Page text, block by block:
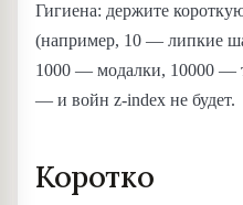
Гигиена: держите
(например, 10 — липкие
1000 — модалки, 10000 —
— и войн z-index не будет.
Коротко